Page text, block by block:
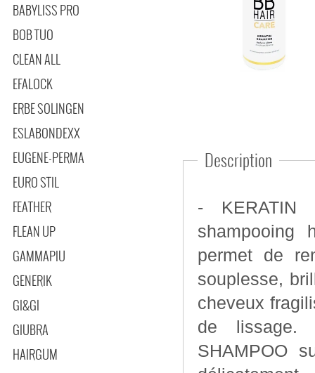
BABYLISS PRO
BOB TUO
CLEAN ALL
EFALOCK
ERBE SOLINGEN
ESLABONDEXX
EUGENE-PERMA
EURO STIL
FEATHER
FLEAN UP
GAMMAPIU
GENERIK
GI&GI
GIUBRA
HAIRGUM
Description
- KERATIN
shampooing
permet de
souplesse,
cheveux fragilisés. Formule conçue pour
de lissage. Rituel d'application : Appliquer
SHAMPOO